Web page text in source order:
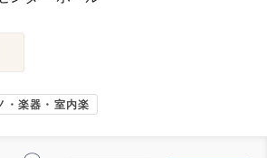
・楽器・室内楽